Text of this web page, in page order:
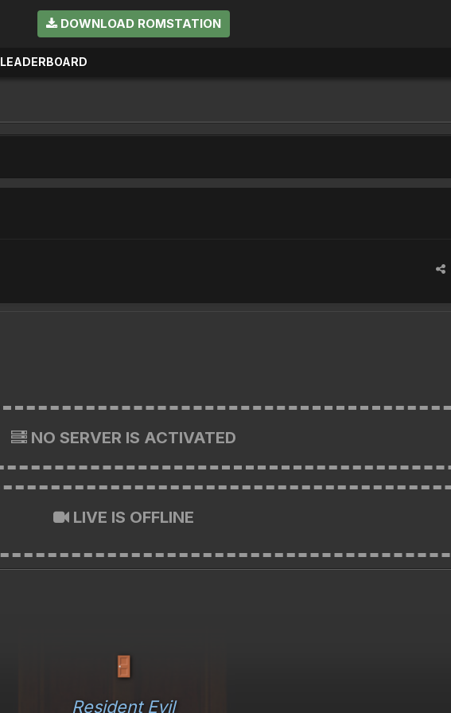
DOWNLOAD ROMSTATION
LEADERBOARD
NO SERVER IS ACTIVATED
LIVE IS OFFLINE
🚪
Resident Evil